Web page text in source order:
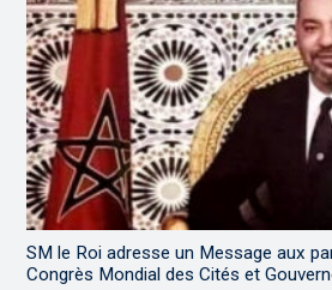
SM le Roi adresse un Message aux
Congrès Mondial des Cités et